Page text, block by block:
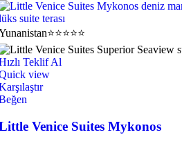
⭐⭐⭐⭐⭐
Teklif Al
view
Venice Suites Mykonos